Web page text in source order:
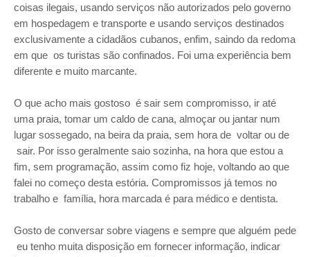
coisas ilegais, usando serviços não autorizados pelo governo
em hospedagem e transporte e usando serviços destinados
exclusivamente a cidadãos cubanos, enfim, saindo da redoma
em que os turistas são confinados. Foi uma experiência bem
diferente e muito marcante.
O que acho mais gostoso é sair sem compromisso, ir até
uma praia, tomar um caldo de cana, almoçar ou jantar num
lugar sossegado, na beira da praia, sem hora de voltar ou de
sair. Por isso geralmente saio sozinha, na hora que estou a
fim, sem programação, assim como fiz hoje, voltando ao que
falei no começo desta estória. Compromissos já temos no
trabalho e família, hora marcada é para médico e dentista.
Gosto de conversar sobre viagens e sempre que alguém pede
eu tenho muita disposição em fornecer informação, indicar